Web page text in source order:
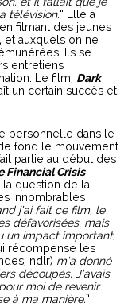
télévision.” Elle a
filmant des jeunes
auxquels on ne
Ils se
entretiens
Le film, Dark
un certain succès et
personnelle dans le
fond le mouvement
partie au début des
Financial Crisis
question de la
innombrables
j’ai fait ce film, le
défavorisées, mais
un impact important,
récompense les
ndlr) m’a donné
découpés. J’avais
moi de revenir
à ma manière.”